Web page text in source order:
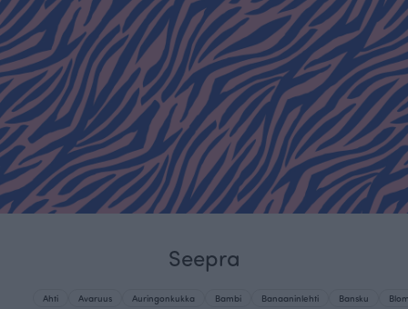
Seepra
Ahti Avaruus Auringonkukka Bambi Banaaninlehti Bansku